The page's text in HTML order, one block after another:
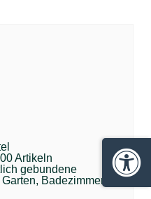
Artikeln
gebundene
Badezimmer,